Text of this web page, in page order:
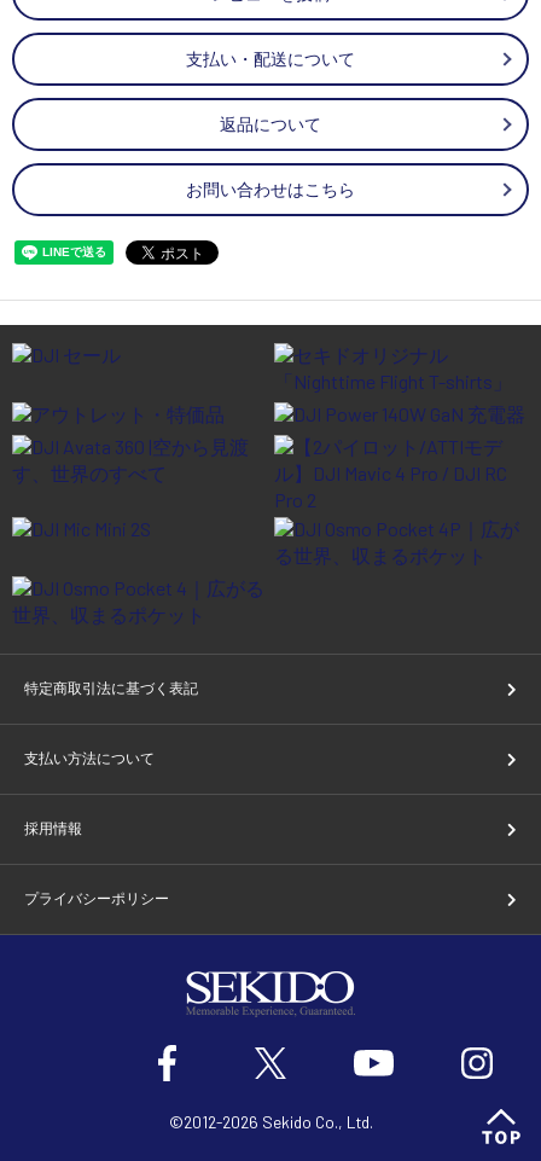
支払い・配送について
返品について
お問い合わせはこちら
特定商取引法に基づく表記
支払い方法について
採用情報
プライバシーポリシー
©2012-2026 Sekido Co., Ltd.